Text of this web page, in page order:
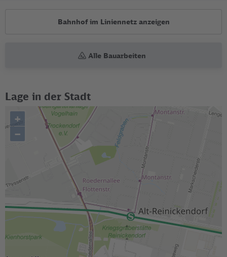
Bahnhof im Liniennetz anzeigen
Alle Bauarbeiten
Lage in der Stadt
+
–